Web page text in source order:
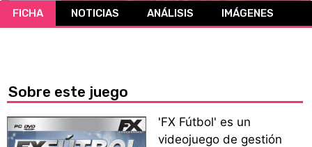
CÓMICS
FICHA NOTICIAS ANÁLISIS IMÁGENES
Sobre este juego
'FX Fútbol' es un
videojuego de gestión